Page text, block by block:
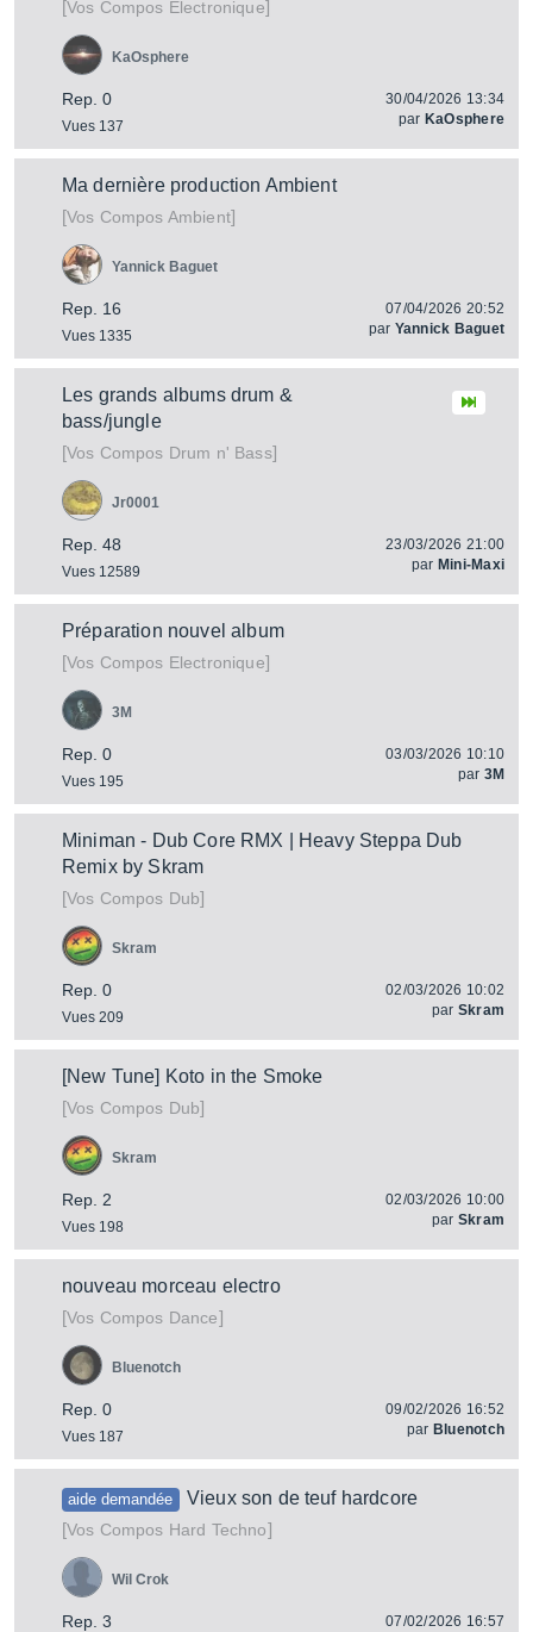
[Vos Compos Electronique]
Rep. 0
Vues 137
KaOsphere
30/04/2026 13:34
par KaOsphere
Ma dernière production Ambient
[Vos Compos Ambient]
Rep. 16
Vues 1335
Yannick Baguet
07/04/2026 20:52
par Yannick Baguet
Les grands albums drum &
bass/jungle
[Vos Compos Drum n' Bass]
Rep. 48
Vues 12589
Jr0001
23/03/2026 21:00
par Mini-Maxi
Préparation nouvel album
[Vos Compos Electronique]
Rep. 0
Vues 195
3M
03/03/2026 10:10
par 3M
Miniman - Dub Core RMX | Heavy Steppa Dub
Remix by Skram
[Vos Compos Dub]
Rep. 0
Vues 209
Skram
02/03/2026 10:02
par Skram
[New Tune] Koto in the Smoke
[Vos Compos Dub]
Rep. 2
Vues 198
Skram
02/03/2026 10:00
par Skram
nouveau morceau electro
[Vos Compos Dance]
Rep. 0
Vues 187
Bluenotch
09/02/2026 16:52
par Bluenotch
aide demandée
Vieux son de teuf hardcore
[Vos Compos Hard Techno]
Rep. 3
Wil Crok
07/02/2026 16:57